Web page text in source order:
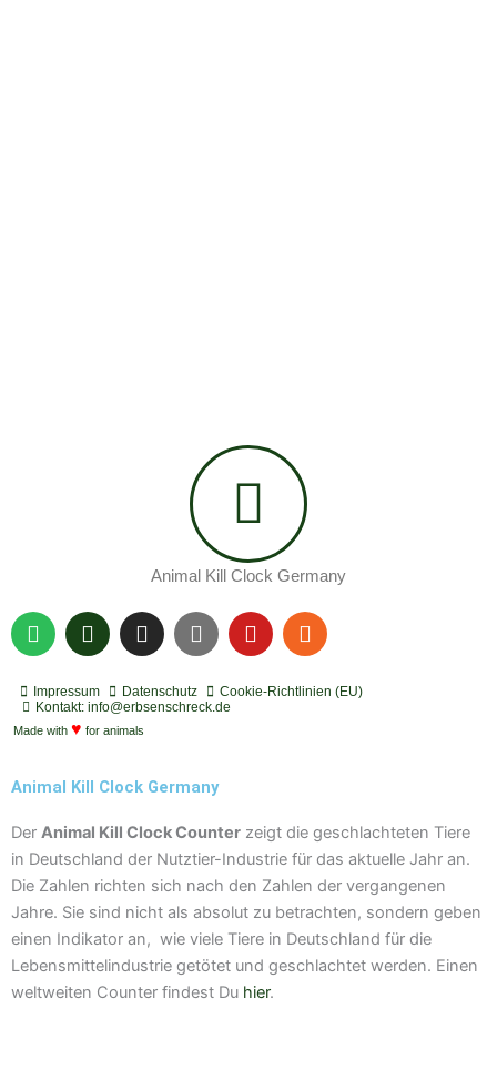
Animal Kill Clock Germany
S
p
t
i
f
P
o
c
a
s
I
n
t
a
g
a
m
Y
o
t
u
Y
o
t
R
s
Impressum Datenschutz
Cookie-Richtlinien (EU)
Kontakt: info@erbsenschreck.de
Made with ♥ for animals
Animal Kill Clock Germany
Der Animal Kill Clock Counter zeigt die geschlachteten Tiere
in Deutschland der Nutztier-Industrie für das aktuelle Jahr an.
Die Zahlen richten sich nach den Zahlen der vergangenen
Jahre. Sie sind nicht als absolut zu betrachten, sondern geben
einen Indikator an, wie viele Tiere in Deutschland für die
Lebensmittelindustrie getötet und geschlachtet werden. Einen
weltweiten Counter findest Du hier.